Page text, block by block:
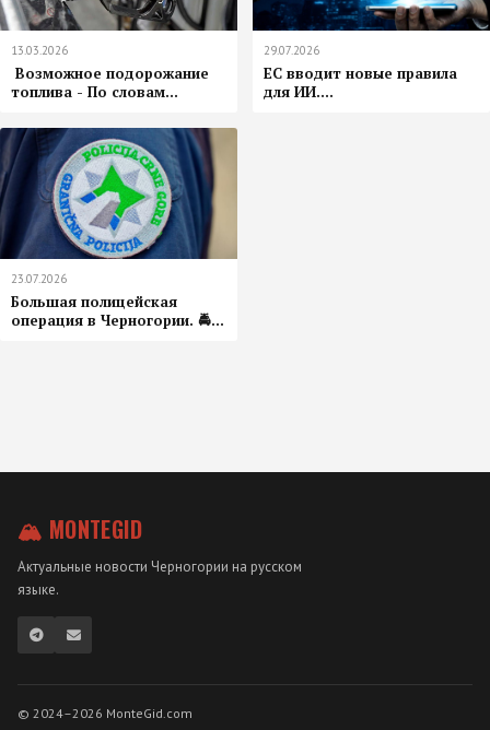
13.03.2026
️ Возможное подорожание
топлива - По словам...
29.07.2026
ЕС вводит новые правила
для ИИ....
23.07.2026
Большая полицейская
операция в Черногории. 🚔...
🏔 MONTEGID
Актуальные новости Черногории на русском
языке.
© 2024–2026 MonteGid.com